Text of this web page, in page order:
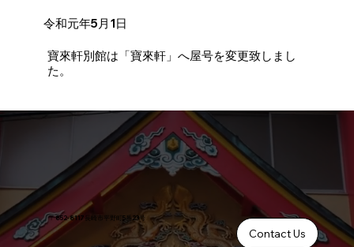
令和元年5月1日
寶來軒別館は「寶來軒」へ屋号を変更致しまし
た。
〒852-8117長崎市平野町5番23号
Contact Us